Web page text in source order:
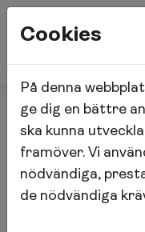
Start
Cookies
På denna
ge dig en bättre
ska kunna
framöver. Vi
nödvändiga,
de nödvändiga